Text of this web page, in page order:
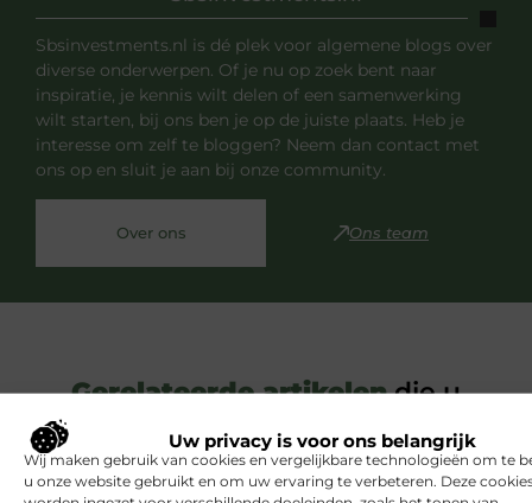
Uw privacy is voor ons belangrijk
Wij maken gebruik van cookies en vergelijkbare technologieën om te
u onze website gebruikt en om uw ervaring te verbeteren. Deze
Sbsinvestments.nl is dé plek voor algemene blogs over
diverse onderwerpen. Of je nu op zoek bent naar
inspiratie, je kennis wilt delen of een samenwerking
wilt starten, bij ons ben je op de juiste plaats. Heb je
interesse om zelf te bloggen? Neem dan contact met
ons op en sluit je aan bij onze community.
Over ons Ons team
Gerelateerde artikelendie u
BEAUTY EN VERZORGING